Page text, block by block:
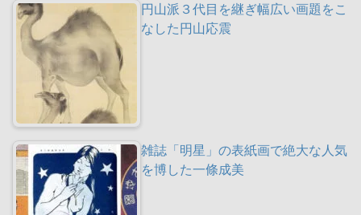
円山派３代目を継ぎ幅広い画題をこ
なした円山応震
雑誌「明星」の表紙画で絶大な人気
を博した一條成美